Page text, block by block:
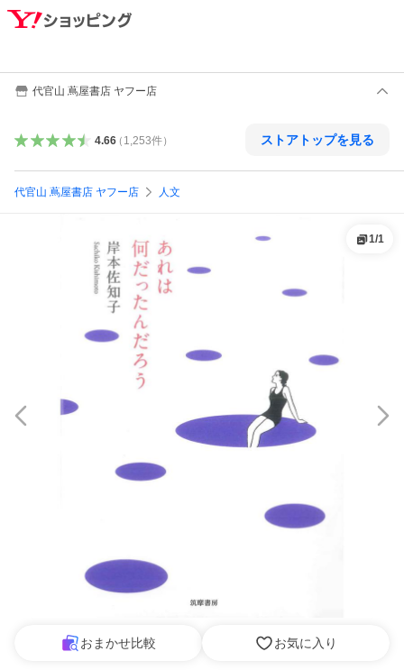
代官山 蔦屋書店 ヤフー店
4.66（ 1,253件） ストアトップを見る
代官山 蔦屋書店 ヤフー店 人文
1/1
おまかせ比較 お気に入り